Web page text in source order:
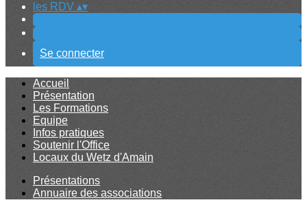
les RDV ▴▾
Se connecter
Accueil
Présentation
Les Formations
Equipe
Infos pratiques
Soutenir l'Office
Locaux du Wetz d'Amain
Présentations
Annuaire des associations